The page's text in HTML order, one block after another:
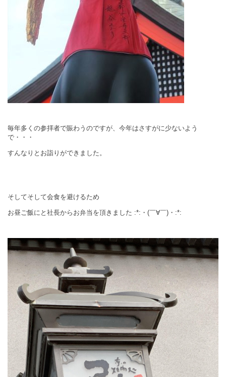
毎年多くの参拝者で賑わうのですが、今年はさすがに少ないよう
で・・・
すんなりとお詣りができました。
そしてそして会食を避けるため
お昼ご飯にと社長からお弁当を頂きました :*:・(￣∀￣)・:*: